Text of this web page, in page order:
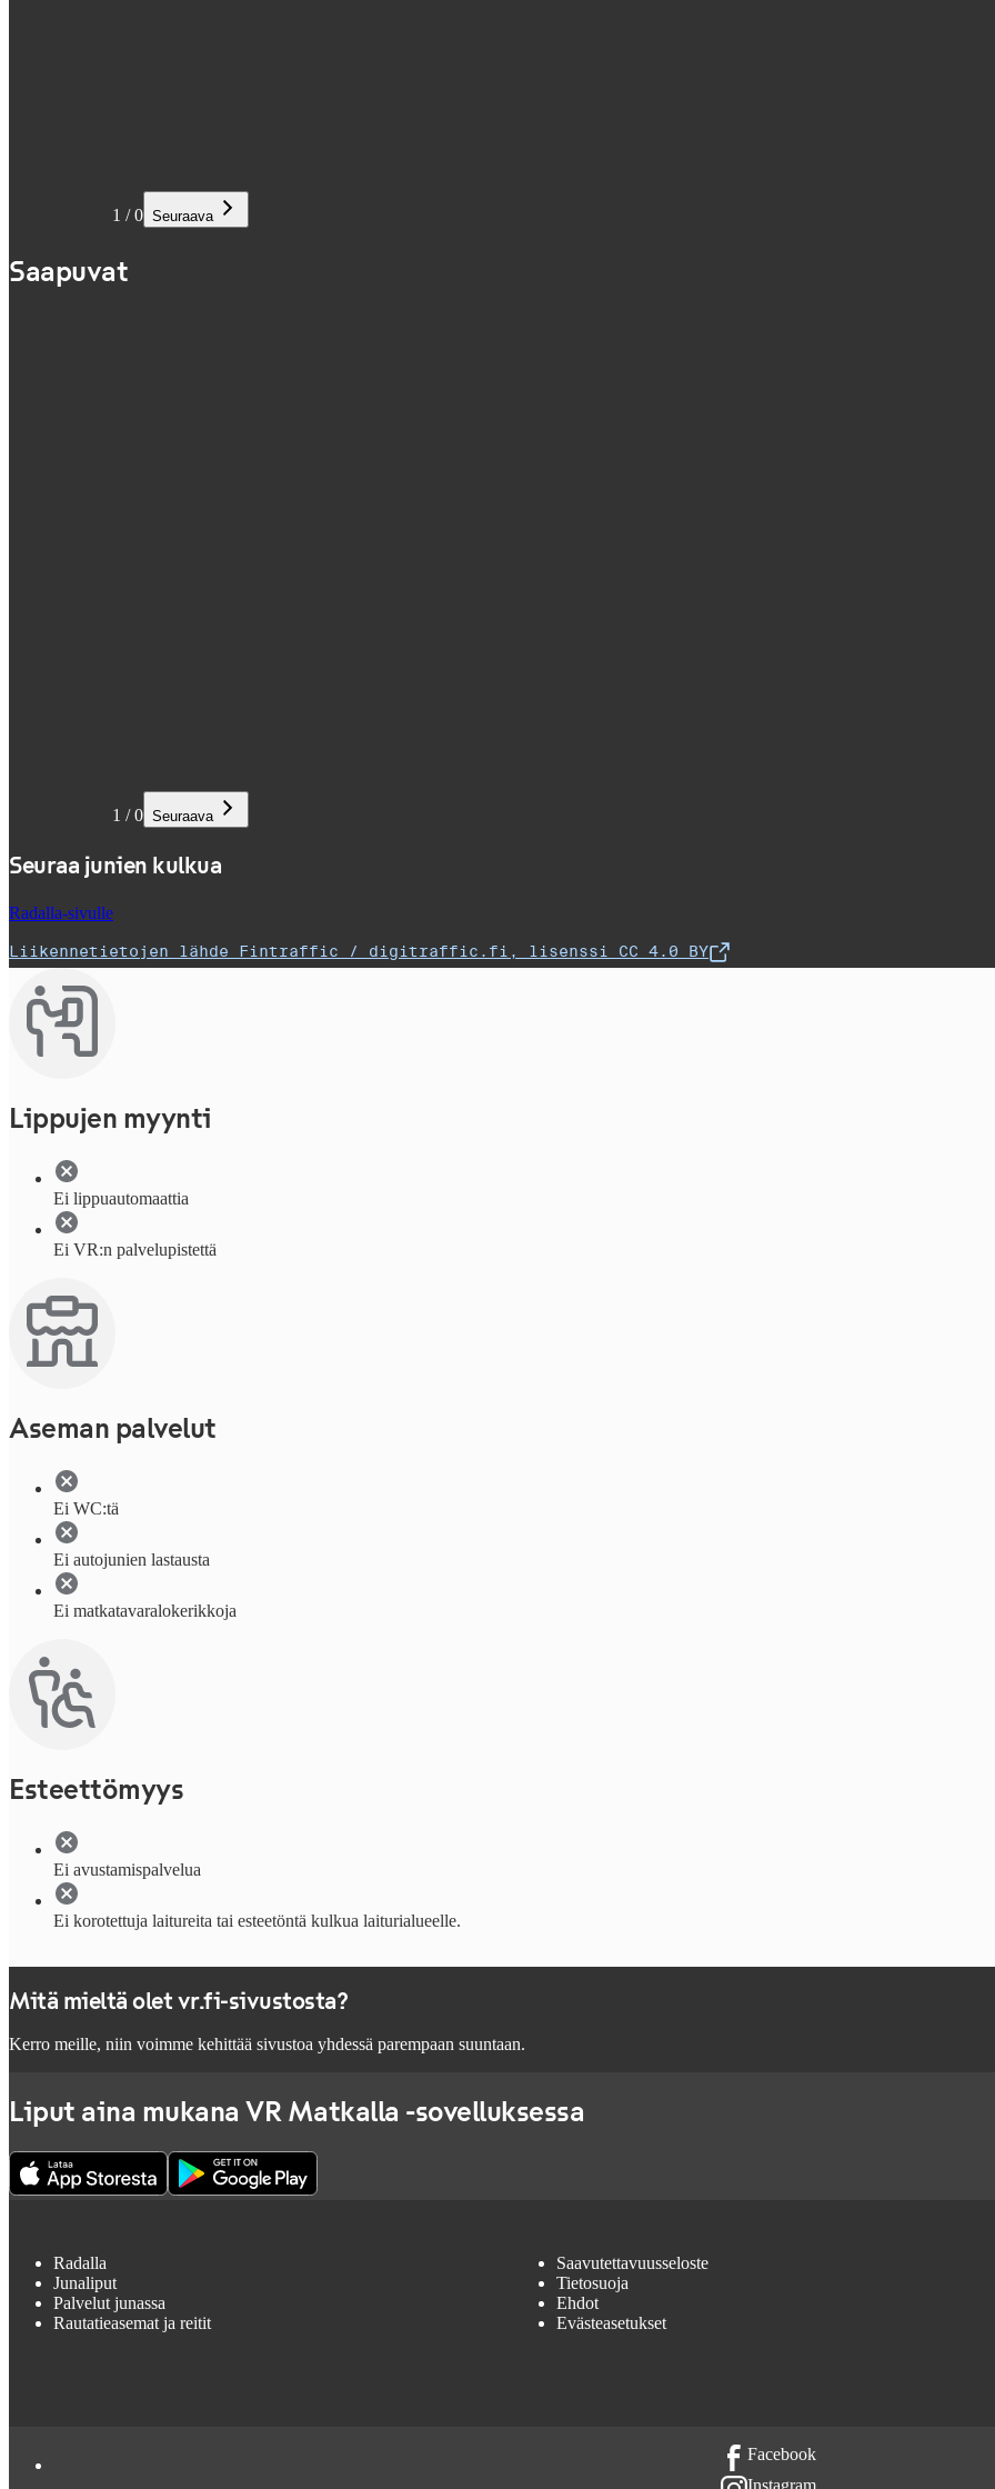
1 /0 Seuraava
Saapuvat
1 /0 Seuraava
Seuraa junien kulkua
Radalla-sivulle
Liikennetietojen lähde Fintraffic / digitraffic.fi, lisenssi CC 4.0 BY
,Avataan uudessa välilehdessä
Lippujen myynti
Ei lippuautomaattia
Ei VR:n palvelupistettä
Aseman palvelut
Ei WC:tä
Ei autojunien lastausta
Ei matkatavaralokerikkoja
Esteettömyys
Ei avustamispalvelua
Ei korotettuja laitureita tai esteetöntä kulkua laiturialueelle.
Mitä mieltä olet vr.fi-sivustosta?
Kerro meille, niin voimme kehittää sivustoa yhdessä parempaan suuntaan.
Liput aina mukana VR Matkalla -sovelluksessa
Radalla
Junaliput
Palvelut junassa
Rautatieasemat ja reitit
Saavutettavuusseloste
Tietosuoja
Ehdot
Evästeasetukset
Facebook
Instagram